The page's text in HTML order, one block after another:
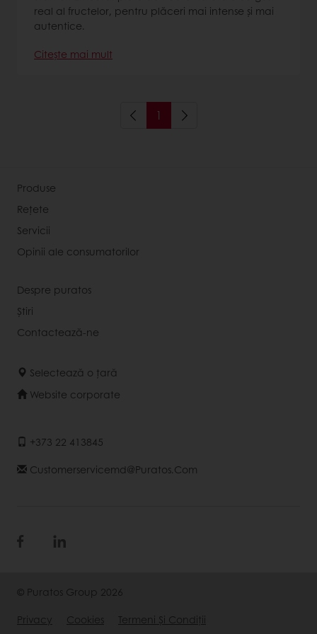
real al fructelor, pentru plăceri mai intense și mai
autentice.
Citește mai mult
1
Produse
Rețete
Servicii
Opinii ale consumatorilor
Despre puratos
Știri
Contactează-ne
Selectează o țară
Website corporate
+373 22 413845
Customerservicemd@puratos.com
© Puratos Group 2026
Privacy
Cookies Termeni Şi Condiții